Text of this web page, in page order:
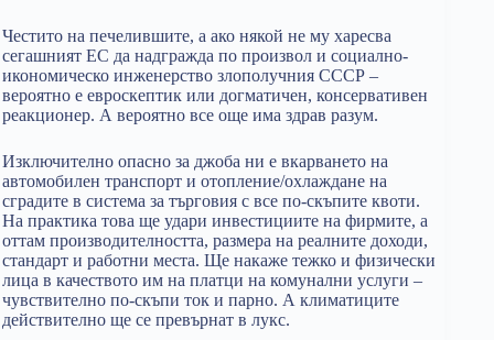
Честито на печелившите, а ако някой не му харесва
сегашният ЕС да надгражда по произвол и социално-
икономическо инженерство злополучния СССР –
вероятно е евроскептик или догматичен, консервативен
реакционер. А вероятно все още има здрав разум.
Изключително опасно за джоба ни е вкарването на
автомобилен транспорт и отопление/охлаждане на
сградите в система за търговия с все по-скъпите квоти.
На практика това ще удари инвестициите на фирмите, а
оттам производителността, размера на реалните доходи,
стандарт и работни места. Ще накаже тежко и физически
лица в качеството им на платци на комунални услуги –
чувствително по-скъпи ток и парно. А климатиците
действително ще се превърнат в лукс.